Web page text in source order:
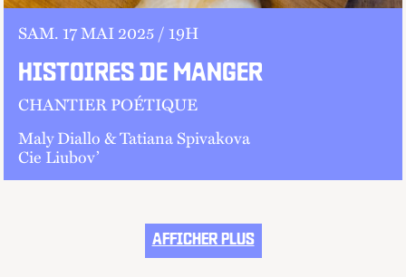
HISTOIRES DE MANGER
SAM.17 MAI 2025 /19H
CHANTIER POÉTIQUE
Maly Diallo & Tatiana Spivakova
Cie Liubov’
AFFICHER PLUS